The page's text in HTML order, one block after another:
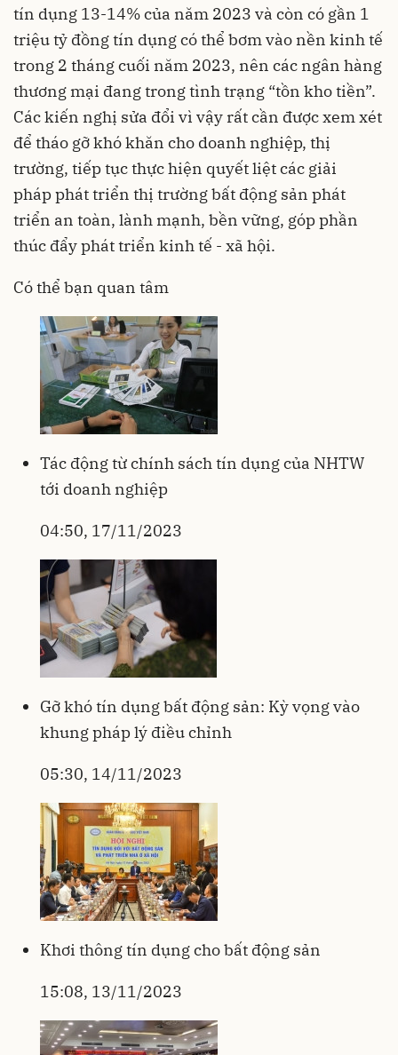
tín dụng 13-14% của năm 2023 và còn có gần 1
triệu tỷ đồng tín dụng có thể bơm vào nền kinh tế
trong 2 tháng cuối năm 2023, nên các ngân hàng
thương mại đang trong tình trạng “tồn kho tiền”.
Các kiến nghị sửa đổi vì vậy rất cần được xem xét
để tháo gỡ khó khăn cho doanh nghiệp, thị
trường, tiếp tục thực hiện quyết liệt các giải
pháp phát triển thị trường bất động sản phát
triển an toàn, lành mạnh, bền vững, góp phần
thúc đẩy phát triển kinh tế - xã hội.
Có thể bạn quan tâm
Tác động từ chính sách tín dụng của NHTW
tới doanh nghiệp
04:50, 17/11/2023
Gỡ khó tín dụng bất động sản: Kỳ vọng vào
khung pháp lý điều chỉnh
05:30, 14/11/2023
Khơi thông tín dụng cho bất động sản
15:08, 13/11/2023